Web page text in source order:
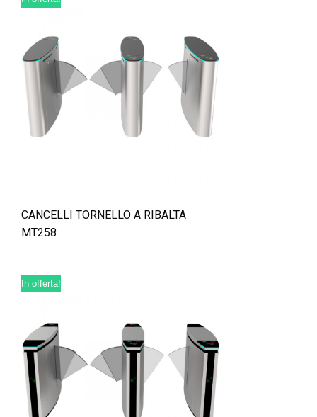
CANCELLI TORNELLO A RIBALTA
MT258
In offerta!